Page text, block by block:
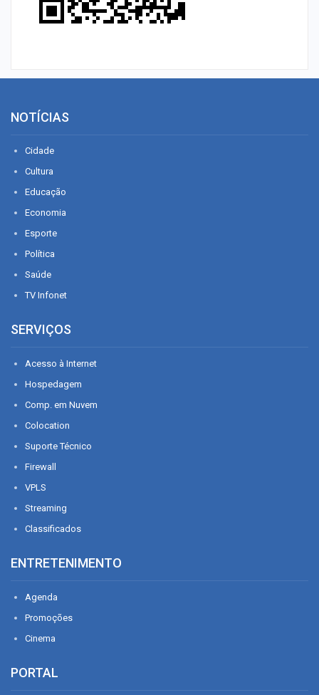
NOTÍCIAS
Cidade
Cultura
Educação
Economia
Esporte
Política
Saúde
TV Infonet
SERVIÇOS
Acesso à Internet
Hospedagem
Comp. em Nuvem
Colocation
Suporte Técnico
Firewall
VPLS
Streaming
Classificados
ENTRETENIMENTO
Agenda
Promoções
Cinema
PORTAL